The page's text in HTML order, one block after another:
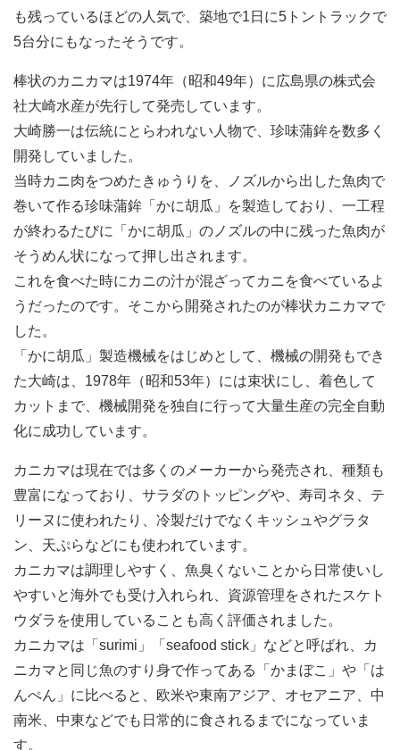
も残っているほどの人気で、築地で1日に5トントラックで
5台分にもなったそうです。
棒状のカニカマは1974年（昭和49年）に広島県の株式会
社大崎水産が先行して発売しています。
大崎勝一は伝統にとらわれない人物で、珍味蒲鉾を数多く
開発していました。
当時カニ肉をつめたきゅうりを、ノズルから出した魚肉で
巻いて作る珍味蒲鉾「かに胡瓜」を製造しており、一工程
が終わるたびに「かに胡瓜」のノズルの中に残った魚肉が
そうめん状になって押し出されます。
これを食べた時にカニの汁が混ざってカニを食べているよ
うだったのです。そこから開発されたのが棒状カニカマで
した。
「かに胡瓜」製造機械をはじめとして、機械の開発もでき
た大崎は、1978年（昭和53年）には束状にし、着色して
カットまで、機械開発を独自に行って大量生産の完全自動
化に成功しています。
カニカマは現在では多くのメーカーから発売され、種類も
豊富になっており、サラダのトッピングや、寿司ネタ、テ
リーヌに使われたり、冷製だけでなくキッシュやグラタ
ン、天ぷらなどにも使われています。
カニカマは調理しやすく、魚臭くないことから日常使いし
やすいと海外でも受け入れられ、資源管理をされたスケト
ウダラを使用していることも高く評価されました。
カニカマは「surimi」「seafood stick」などと呼ばれ、カ
ニカマと同じ魚のすり身で作ってある「かまぼこ」や「は
んぺん」に比べると、欧米や東南アジア、オセアニア、中
南米、中東などでも日常的に食されるまでになっていま
す。